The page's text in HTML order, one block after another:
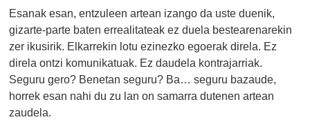
Esanak esan, entzuleen artean izango da uste duenik,
gizarte-parte baten errealitateak ez duela bestearenarekin
zer ikusirik. Elkarrekin lotu ezinezko egoerak direla. Ez
direla ontzi komunikatuak. Ez daudela kontrajarriak.
Seguru gero? Benetan seguru? Ba… seguru bazaude,
horrek esan nahi du zu lan on samarra dutenen artean
zaudela.